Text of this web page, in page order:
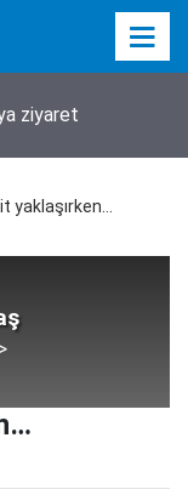
ziyaret
yaklaşırken…